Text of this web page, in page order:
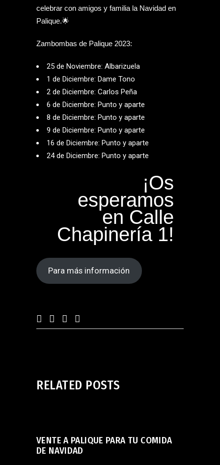
celebrar con amigos y familia la Navidad en
Palique.🌟
Zambombas de Palique 2023:
25 de Noviembre: Albarizuela
1 de Diciembre: Dame Tono
2 de Diciembre: Carlos Peña
6 de Diciembre: Punto y aparte
8 de Diciembre: Punto y aparte
9 de Diciembre: Punto y aparte
16 de Diciembre: Punto y aparte
24 de Diciembre: Punto y aparte
¡Os
esperamos
en Calle
Chapinería 1!
Para más información
RELATED POSTS
VENTE A PALIQUE PARA TU COMIDA
DE NAVIDAD